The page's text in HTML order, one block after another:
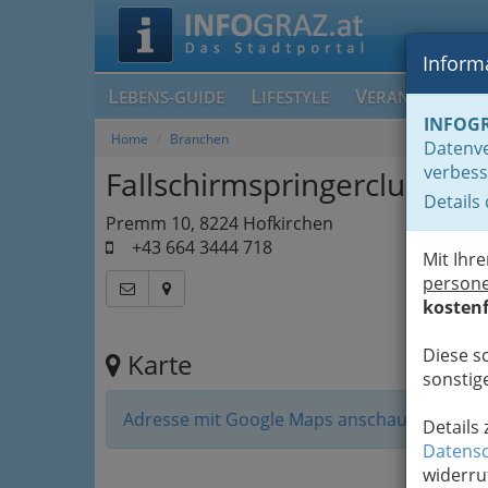
LEBENS-GUIDE LIFESTYLE V
Details
Mit
Diese
Details
Home Branchen
Fallschirmspringerclub
Premm 10, 8224 Hofkirchen
+43 664 3444 718
Karte
Adresse mit Google Maps anschauen